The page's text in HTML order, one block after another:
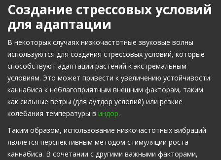
Создание стрессовых условий
для адаптации
В некоторых случаях низкочастотные звуковые волны
используются для создания стрессовых условий, которые
способствуют адаптации растений к экстремальным
условиям. Это может привести к увеличению устойчивости
каннабиса к неблагоприятным внешним факторам, таким
как сильные ветры (для аутдор условий) или резкие
колебания температуры в индор.
Таким образом, использование низкочастотных вибраций
является перспективным методом стимуляции роста
каннабиса. В сочетании с другими важными факторами,